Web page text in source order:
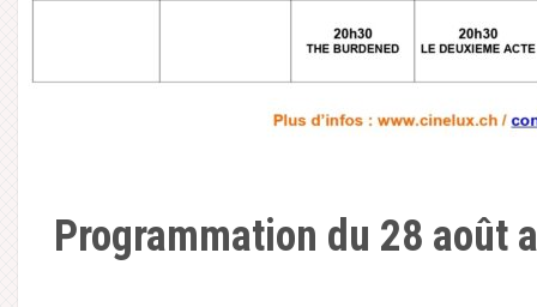
Programmation du 28 août